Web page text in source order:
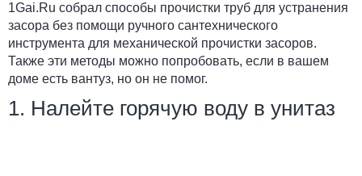
1Gai.Ru собрал способы прочистки труб для устранения
засора без помощи ручного сантехнического
инструмента для механической прочистки засоров.
Также эти методы можно попробовать, если в вашем
доме есть вантуз, но он не помог.
1. Налейте горячую воду в унитаз